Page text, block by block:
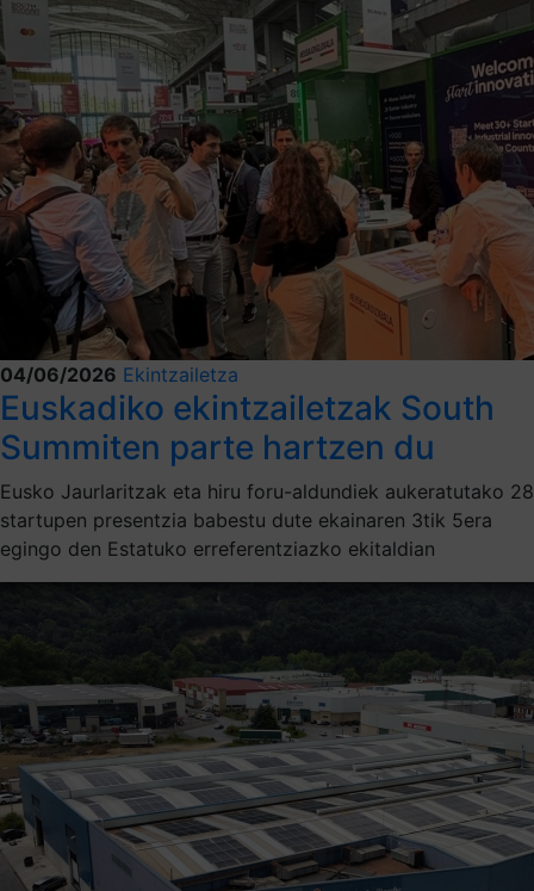
04/06/2026 Ekintzailetza
Euskadiko ekintzailetzak South
Summiten parte hartzen du
Eusko Jaurlaritzak eta hiru foru-aldundiek aukeratutako 28
startupen presentzia babestu dute ekainaren 3tik 5era
egingo den Estatuko erreferentziazko ekitaldian